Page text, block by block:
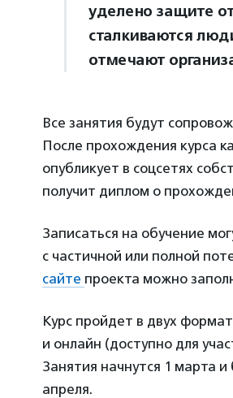
уделено защите
сталкиваются
отмечают
Все занятия будут
После прохождения курса
опубликует в соцсетях
получит диплом о
Записаться на обучение
с частичной или полной
сайте проекта можно
Курс пройдет в двух
и онлайн (доступно для
Занятия начнутся 1 марта
апреля.